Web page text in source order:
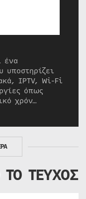
ένα
υποστηρίζει
IPTV, Wi-Fi
όπως
χρόν…
ΤΕΥΧΟΣ